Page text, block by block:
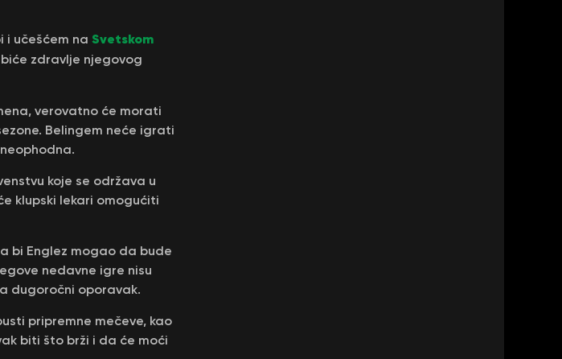
i učešćem na Svetskom
zdravlje njegovog
verovatno će morati
Belingem neće igrati
koje se održava u
klupski lekari omogućiti
bi Englez mogao da bude
nedavne igre nisu
dugoročni oporavak.
pripremne mečeve, kao
biti što brži i da će moći